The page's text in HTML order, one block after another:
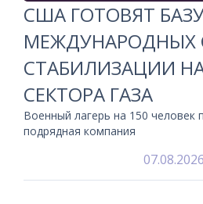
США ГОТОВЯТ
МЕЖДУНАРОДНЫХ
СТАБИЛИЗАЦИИ
СЕКТОРА ГАЗА
Военный лагерь на 150 человек
подрядная компания
07.08.2026